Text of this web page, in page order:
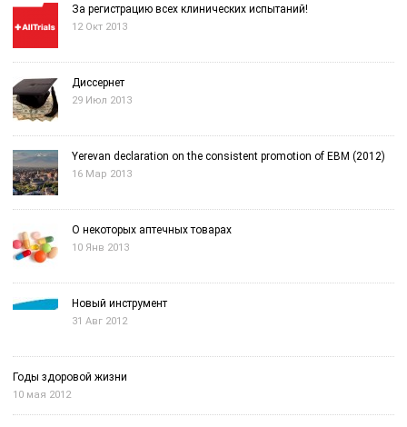
За регистрацию всех клинических испытаний!
12 Окт 2013
Диссернет
29 Июл 2013
Yerevan declaration on the consistent promotion of EBM (2012)
16 Мар 2013
О некоторых аптечных товарах
10 Янв 2013
Новый инструмент
31 Авг 2012
Годы здоровой жизни
10 мая 2012